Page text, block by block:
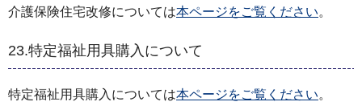
介護保険住宅改修については本ページをご覧ください。
23.特定福祉用具購入について
特定福祉用具購入については本ページをご覧ください。